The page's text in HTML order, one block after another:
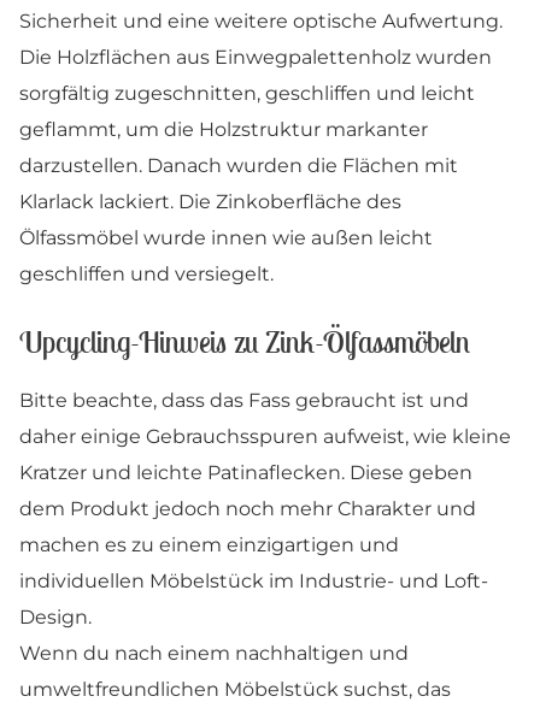
Sicherheit und eine weitere optische Aufwertung.
Die Holzflächen aus Einwegpalettenholz wurden
sorgfältig zugeschnitten, geschliffen und leicht
geflammt, um die Holzstruktur markanter
darzustellen. Danach wurden die Flächen mit
Klarlack lackiert. Die Zinkoberfläche des
Ölfassmöbel wurde innen wie außen leicht
geschliffen und versiegelt.
Upcycling-Hinweis zu Zink-Ölfassmöbeln
Bitte beachte, dass das Fass gebraucht ist und
daher einige Gebrauchsspuren aufweist, wie kleine
Kratzer und leichte Patinaflecken. Diese geben
dem Produkt jedoch noch mehr Charakter und
machen es zu einem einzigartigen und
individuellen Möbelstück im Industrie- und Loft-
Design.
Wenn du nach einem nachhaltigen und
umweltfreundlichen Möbelstück suchst, das